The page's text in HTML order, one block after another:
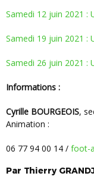
samedi 12 juin 2021 :
samedi 19 juin 2021 :
samedi 26 juin 2021 :
Informations :
Cyrille BOURGEOIS,
Animation :
06 77 94 00 14 / foot-
Par Thierry